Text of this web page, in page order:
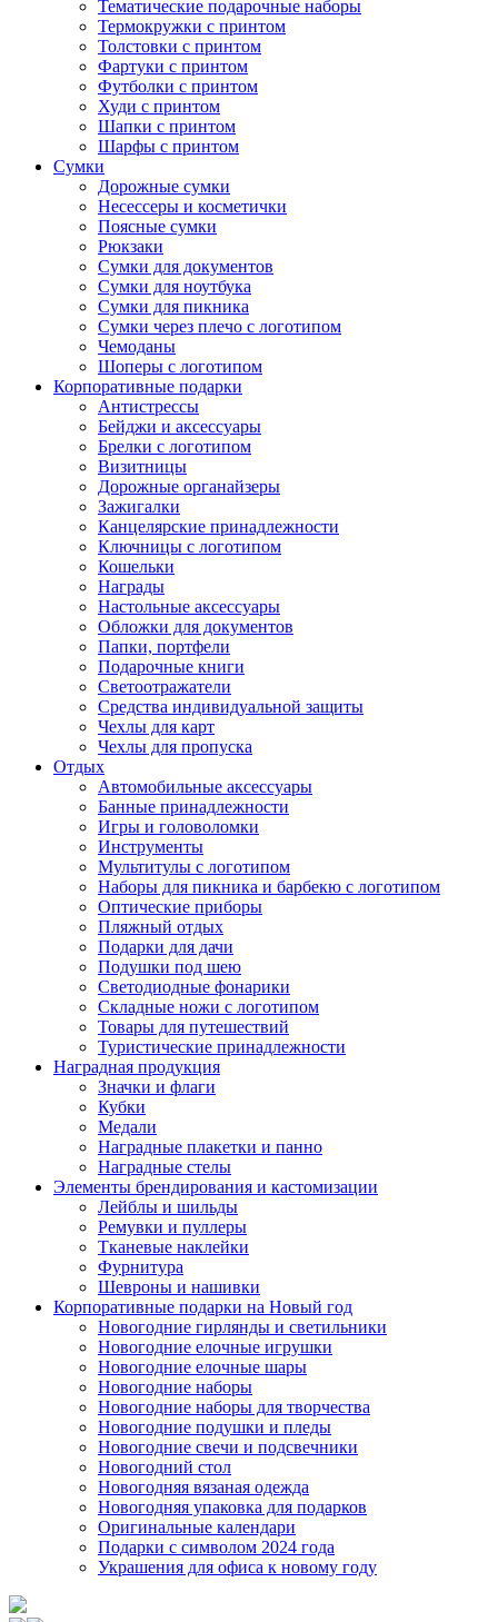
Тематические подарочные наборы
Термокружки с принтом
Толстовки с принтом
Фартуки с принтом
Футболки с принтом
Худи с принтом
Шапки с принтом
Шарфы с принтом
Сумки
Дорожные сумки
Несессеры и косметички
Поясные сумки
Рюкзаки
Сумки для документов
Сумки для ноутбука
Сумки для пикника
Сумки через плечо с логотипом
Чемоданы
Шоперы с логотипом
Корпоративные подарки
Антистрессы
Бейджи и аксессуары
Брелки с логотипом
Визитницы
Дорожные органайзеры
Зажигалки
Канцелярские принадлежности
Ключницы с логотипом
Кошельки
Награды
Настольные аксессуары
Обложки для документов
Папки, портфели
Подарочные книги
Светоотражатели
Средства индивидуальной защиты
Чехлы для карт
Чехлы для пропуска
Отдых
Автомобильные аксессуары
Банные принадлежности
Игры и головоломки
Инструменты
Мультитулы с логотипом
Наборы для пикника и барбекю с логотипом
Оптические приборы
Пляжный отдых
Подарки для дачи
Подушки под шею
Светодиодные фонарики
Складные ножи с логотипом
Товары для путешествий
Туристические принадлежности
Наградная продукция
Значки и флаги
Кубки
Медали
Наградные плакетки и панно
Наградные стелы
Элементы брендирования и кастомизации
Лейблы и шильды
Ремувки и пуллеры
Тканевые наклейки
Фурнитура
Шевроны и нашивки
Корпоративные подарки на Новый год
Новогодние гирлянды и светильники
Новогодние елочные игрушки
Новогодние елочные шары
Новогодние наборы
Новогодние наборы для творчества
Новогодние подушки и пледы
Новогодние свечи и подсвечники
Новогодний стол
Новогодняя вязаная одежда
Новогодняя упаковка для подарков
Оригинальные календари
Подарки с символом 2024 года
Украшения для офиса к новому году